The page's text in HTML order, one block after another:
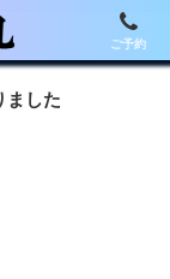
ました
ご予約